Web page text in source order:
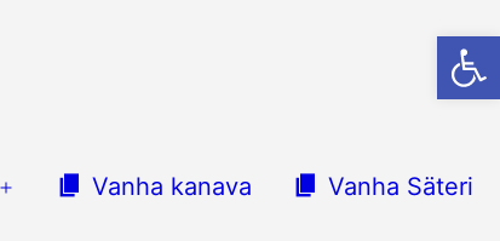
Avaa
Vanha kanava Vanha Säteri